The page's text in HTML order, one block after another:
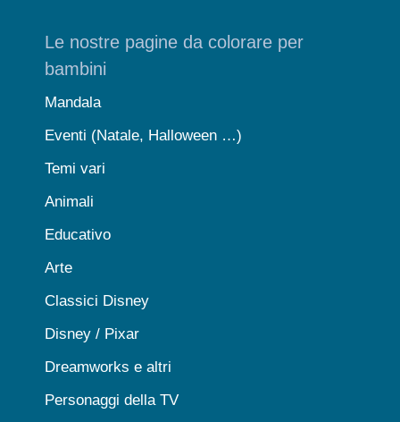
Le nostre pagine da colorare per
bambini
Mandala
Eventi (Natale, Halloween …)
Temi vari
Animali
Educativo
Arte
Classici Disney
Disney / Pixar
Dreamworks e altri
Personaggi della TV